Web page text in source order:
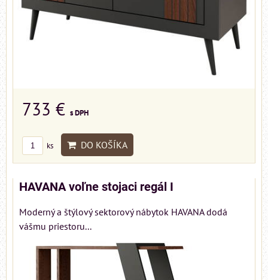
733 € s DPH
ks DO KOŠÍKA
HAVANA voľne stojaci regál I
Moderný a štýlový sektorový nábytok HAVANA dodá
vášmu priestoru...